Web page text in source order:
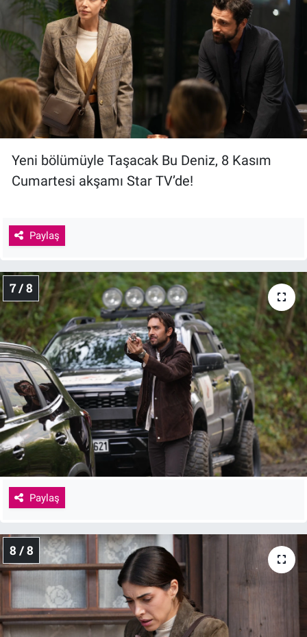
Yeni bölümüyle Taşacak Bu Deniz, 8 Kasım
Cumartesi akşamı Star TV’de!
Paylaş
7 / 8
Paylaş
8 / 8